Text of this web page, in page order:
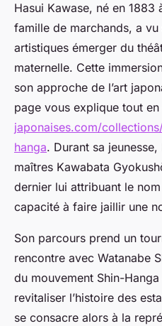
Hasui Kawase, né en 1883
famille de marchands, a
artistiques émerger du
maternelle. Cette
son approche de l’art
page vous explique tout
japonaises.com/
hanga. Durant sa
maîtres Kawabata
dernier lui attribuant le nom
capacité à faire jaillir une
Son parcours prend un
rencontre avec Watanabe
du mouvement Shin-
revitaliser l’histoire des
se consacre alors à la